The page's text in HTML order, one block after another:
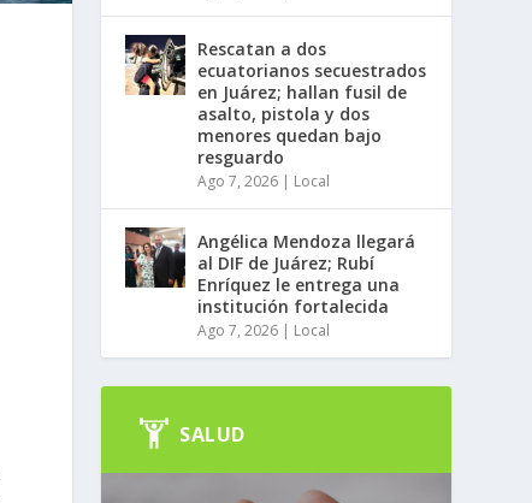
Rescatan a dos
ecuatorianos secuestrados
en Juárez; hallan fusil de
asalto, pistola y dos
menores quedan bajo
resguardo
Ago 7, 2026 | Local
Angélica Mendoza llegará
al DIF de Juárez; Rubí
Enríquez le entrega una
institución fortalecida
Ago 7, 2026 | Local
SALUD